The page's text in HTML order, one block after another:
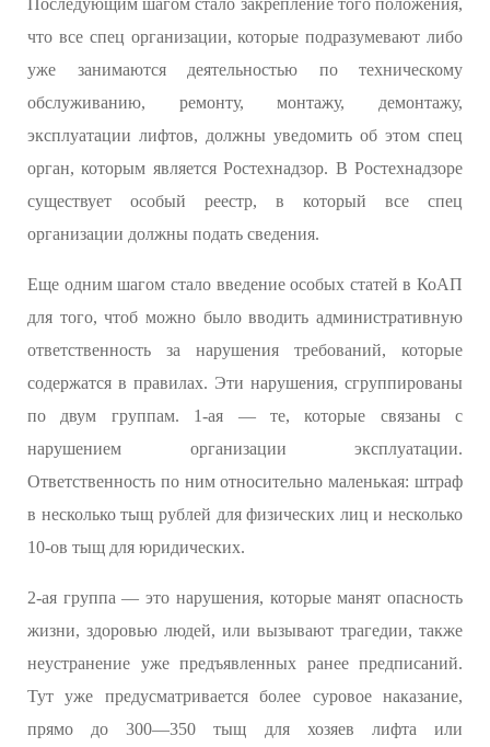
что все спец организации, которые подразумевают либо
уже занимаются деятельностью по техническому
обслуживанию, ремонту, монтажу, демонтажу,
эксплуатации лифтов, должны уведомить об этом спец
орган, которым является Ростехнадзор. В Ростехнадзоре
существует особый реестр, в который все спец
организации должны подать сведения.
Еще одним шагом стало введение особых статей в КоАП
для того, чтоб можно было вводить административную
ответственность за нарушения требований, которые
содержатся в правилах. Эти нарушения, сгруппированы
по двум группам. 1-ая — те, которые связаны с
нарушением организации эксплуатации.
Ответственность по ним относительно маленькая: штраф
в несколько тыщ рублей для физических лиц и несколько
10-ов тыщ для юридических.
2-ая группа — это нарушения, которые манят опасность
жизни, здоровью людей, или вызывают трагедии, также
неустранение уже предъявленных ранее предписаний.
Тут уже предусматривается более суровое наказание,
прямо до 300—350 тыщ для хозяев лифта или